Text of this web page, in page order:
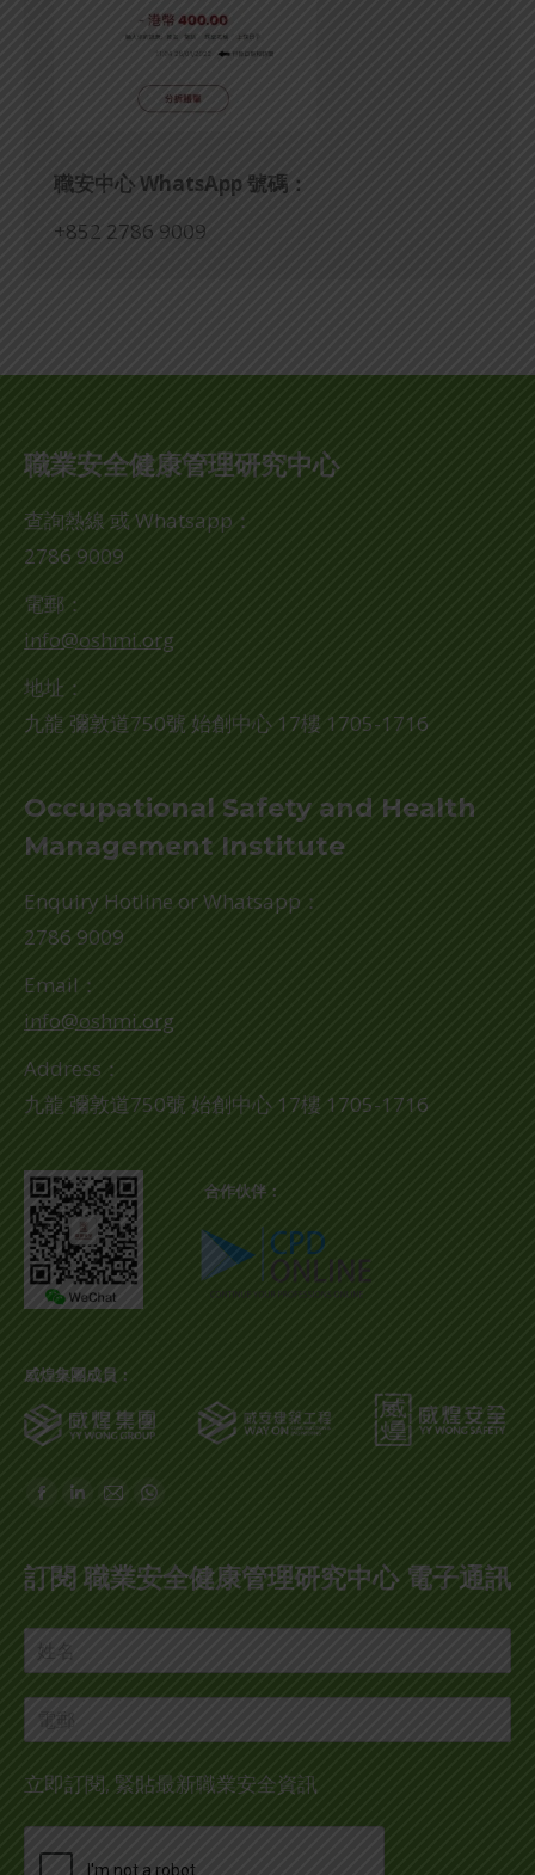
職安中心WhatsApp 號碼：
+852 2786 9009
職業安全健康管理研究中心
查詢熱線 或 Whatsapp：
2786 9009
電郵：
info@oshmi.org
地址：
九龍 彌敦道750號 始創中心 17樓 1705-1716
Occupational Safety and Health
Management Institute
Enquiry Hotline or Whatsapp：
2786 9009
Email：
info@oshmi.org
Address：
九龍 彌敦道750號 始創中心 17樓 1705-1716
合作伙伴：
威煌集團成員：
Find us on:
Facebook
opens
in
new
window
Linkedin
opens
in
new
Mail
opens
in
new
Whatsapp
opens
in
new
訂閱 職業安全健康管理研究中心 電子通訊
立即訂閱, 緊貼最新職業安全資訊